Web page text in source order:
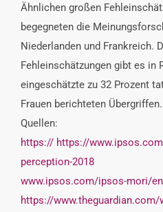
Ähnlichen großen
begegneten die
Niederlanden und Frankreich.
Fehleinschätzungen gibt es in
eingeschätzte zu 32 Prozent
Frauen berichteten Übergriffen.
Quellen:
https:// https://
perception-2018
www.ipsos.com/ipsos-mori/
https://